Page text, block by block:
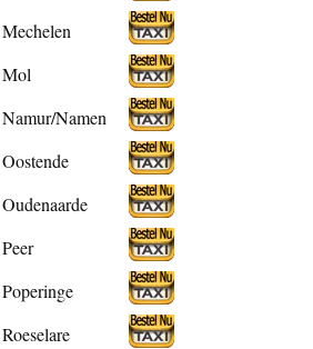
Mechelen
Mol
Namur/Namen
Oostende
Oudenaarde
Peer
Poperinge
Roeselare